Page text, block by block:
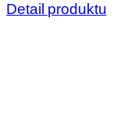
Detail produktu